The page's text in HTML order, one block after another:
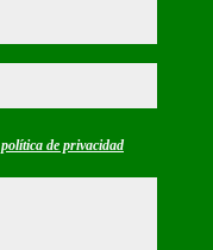
política de privacidad